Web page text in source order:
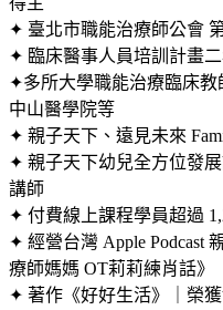
✦ 臺北市職能治療師公會
✦ 臨床醫事人員培訓計畫
✦多所大學職能治療臨床
中山醫學院等
✦ 親子天下、遠見未來
✦ 親子天下幼兒全方位發
講師
✦ 付費線上課程學員超過
✦ 經營台灣 Apple Podcast
療師媽媽 OT莉莉練肖話》
✦ 著作《好好生活》｜榮